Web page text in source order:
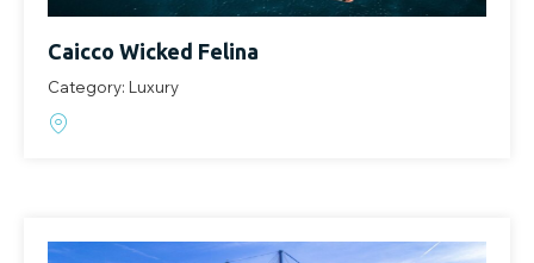
Caicco Wicked Felina
Category: Luxury